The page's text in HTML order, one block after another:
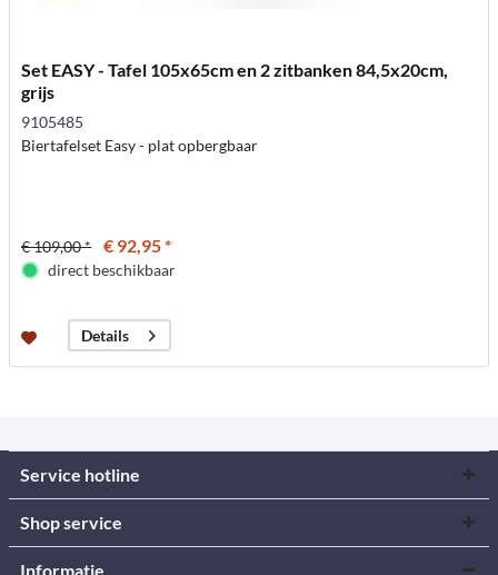
Set EASY - Tafel 105x65cm en 2 zitbanken 84,5x20cm,
grijs
9105485
Biertafelset Easy - plat opbergbaar
€ 109,00 * € 92,95 *
direct beschikbaar
Details
Service hotline
Shop service
Informatie